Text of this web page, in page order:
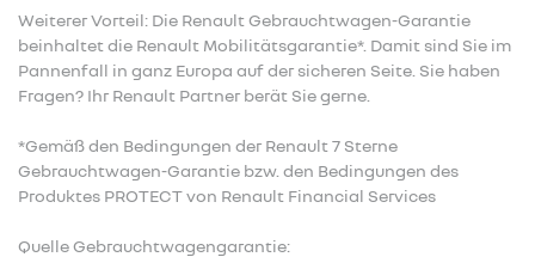
Weiterer Vorteil: Die Renault Gebrauchtwagen-Garantie
beinhaltet die Renault Mobilitätsgarantie*. Damit sind Sie im
Pannenfall in ganz Europa auf der sicheren Seite. Sie haben
Fragen? Ihr Renault Partner berät Sie gerne.
*Gemäß den Bedingungen der Renault 7 Sterne
Gebrauchtwagen-Garantie bzw. den Bedingungen des
Produktes PROTECT von Renault Financial Services
Quelle Gebrauchtwagengarantie: